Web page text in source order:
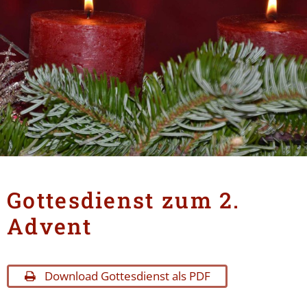
Gottesdienst zum 2.
Advent
Download Gottesdienst als PDF